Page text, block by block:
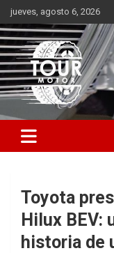
Saltar
al
contenido
jueves, agosto 6, 2026
Tour
Plataforma de
Toyota
Hilux BEV:
historia de